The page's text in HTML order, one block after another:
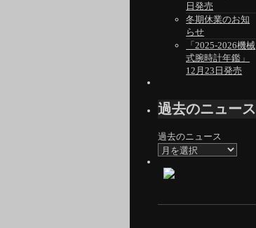
日発売
冬期休業のお知
らせ
「2025-2026機械
式腕時計年鑑」
12月23日発売
過去のニュース
過去のニュース